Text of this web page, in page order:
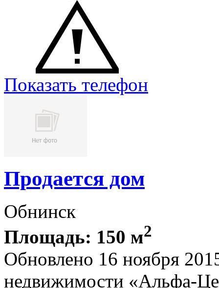
Показать телефон
Продается дом
Обнинск
Площадь: 150 м2
Обновлено 16 ноября
недвижимости «Альфа-